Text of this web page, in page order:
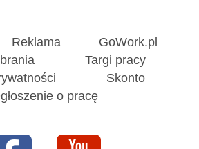
Reklama
GoWork.pl
Targi pracy
Skonto
o pracę